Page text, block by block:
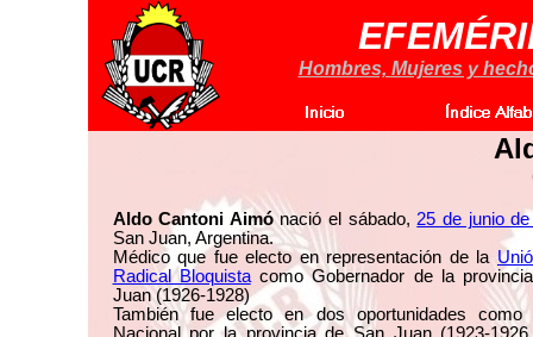
Hombres, Mujeres y
Aldo Cantoni Aimónació el sábado, 25 de junio
San Juan, Argentina.
Médico que fue electo en representación de la
Radical Bloquistacomo Gobernador de la
Juan (1926-1928)
También fue electo en dos oportunidades como